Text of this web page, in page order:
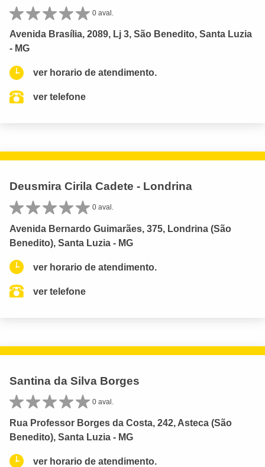
0 aval.
Avenida Brasília, 2089, Lj 3, São Benedito, Santa Luzia
- MG
ver horario de atendimento.
ver telefone
Deusmira Cirila Cadete - Londrina
0 aval.
Avenida Bernardo Guimarães, 375, Londrina (São
Benedito), Santa Luzia - MG
ver horario de atendimento.
ver telefone
Santina da Silva Borges
0 aval.
Rua Professor Borges da Costa, 242, Asteca (São
Benedito), Santa Luzia - MG
ver horario de atendimento.